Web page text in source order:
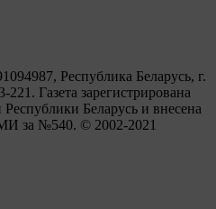
Республика Беларусь, г.
Газета зарегистрирована
Беларусь и внесена
за №540. © 2002-2021